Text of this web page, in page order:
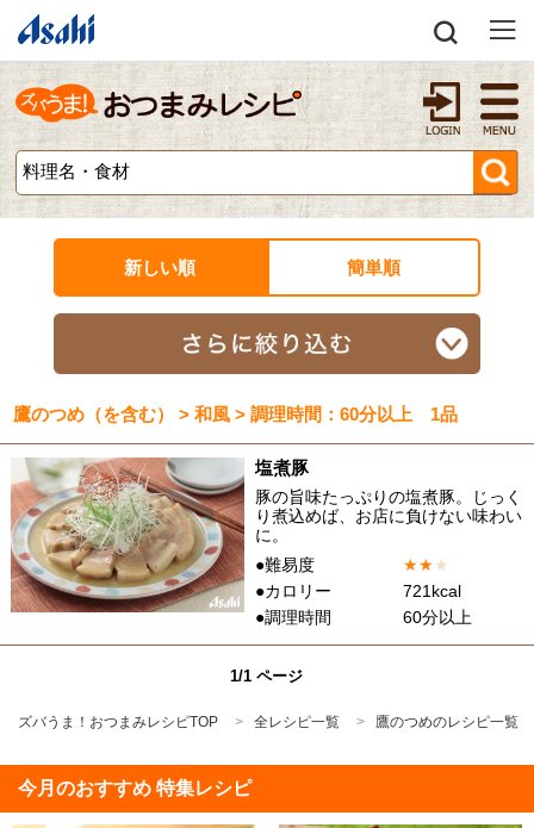
新しい順 簡単順
鷹のつめ（を含む） > 和風 > 調理時間：60分以上 1品
塩煮豚
豚の旨味たっぷりの塩煮豚。じっく
り煮込めば、お店に負けない味わい
に。
●難易度
★★★
●カロリー
721kcal
●調理時間
60分以上
1/1 ページ
ズバうま！おつまみレシピTOP 全レシピ一覧 鷹のつめのレシピ一覧
今月のおすすめ 特集レシピ